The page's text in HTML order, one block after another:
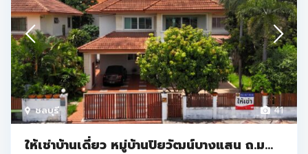
41
ชลบุรี
ให้เช่าบ้านเดี่ยว หมู่บ้านปิยวัฒน์บางแสน ถ.ม...